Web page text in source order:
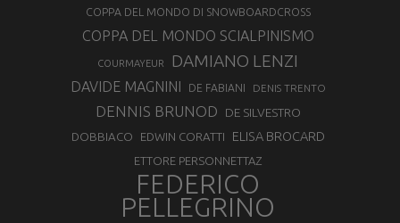
COPPA DEL MONDO DI SNOWBOARDCROSS
COPPA DEL MONDO SCIALPINISMO
COURMAYEUR DAMIANO LENZI
DAVIDE MAGNINI DE FABIANI DENIS TRENTO
DENNIS BRUNOD DE SILVESTRO
DOBBIACO EDWIN CORATTI ELISA BROCARD
ETTORE PERSONNETTAZ
FEDERICO
PELLEGRINO